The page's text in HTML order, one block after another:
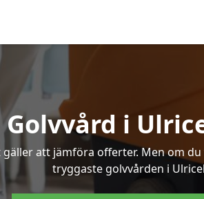
Golvvård i
att jämföra offerter. Men om
tryggaste golvvården i